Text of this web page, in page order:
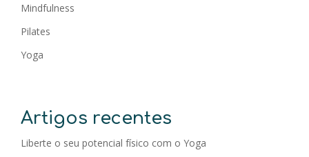
Mindfulness
Pilates
Yoga
Artigos recentes
Liberte o seu potencial físico com o Yoga